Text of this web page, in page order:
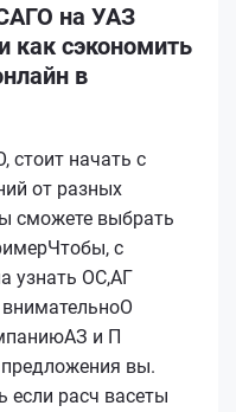
на УАЗ
как сэкономить
в
стоит начать с
от разных
сможете выбрать
с
узнать ОС,АГ
и П
вы.
если расч васеты